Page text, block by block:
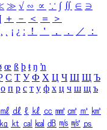
≫ √ ∽ ∝ ∵ ∫ ∬ ∈ ∋
＋ － ＜ ＝
＞
¸ ¡ ¿ ː ！ ＇ ， ． ／
：
œ ß þ ŧ ŋ ŉ
С Т У Ф Х Ц Ч Ш Щ Ъ
о п р с т у ф х ц ч ш щ ъ
㎖ ㎗ ℓ ㎘ ㏄ ㎣ ㎤ ㎥ ㎦
㎏ ㏏ ㎈ ㎉ ㏈ ㎧ ㎨ ㎰